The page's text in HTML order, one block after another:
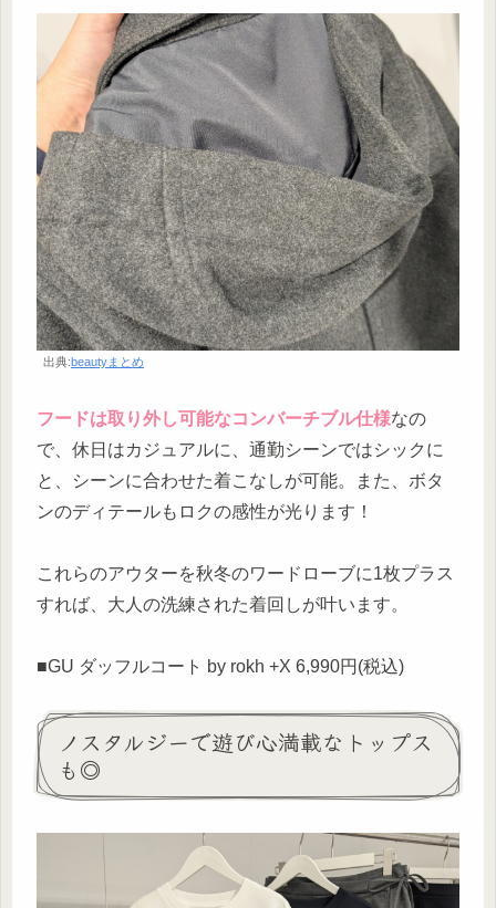
出典:beautyまとめ
フードは取り外し可能なコンバーチブル仕様なの
で、休日はカジュアルに、通勤シーンではシックに
と、シーンに合わせた着こなしが可能。また、ボタ
ンのディテールもロクの感性が光ります！
これらのアウターを秋冬のワードローブに1枚プラス
すれば、大人の洗練された着回しが叶います。
■GU ダッフルコート by rokh +X 6,990円(税込)
ノスタルジーで遊び心満載なトップス
も◎